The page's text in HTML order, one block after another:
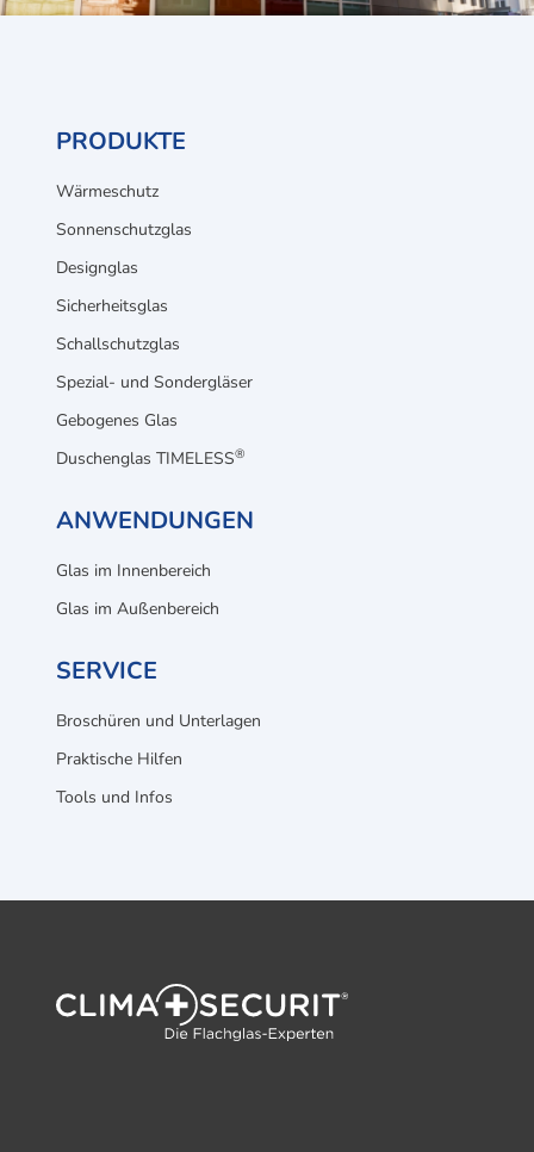
PRODUKTE
Wärmeschutz
Sonnenschutzglas
Designglas
Sicherheitsglas
Schallschutzglas
Spezial- und Sondergläser
Gebogenes Glas
Duschenglas TIMELESS®
ANWENDUNGEN
Glas im Innenbereich
Glas im Außenbereich
SERVICE
Broschüren und Unterlagen
Praktische Hilfen
Tools und Infos